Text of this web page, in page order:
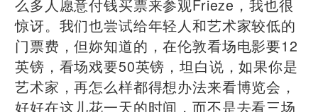
么多人愿意付钱买票来参观Frieze，我也很
惊讶。我们也尝试给年轻人和艺术家较低的
门票费，但妳知道的，在伦敦看场电影要12
英镑，看场戏要50英镑，坦白说，如果你是
艺术家，再怎么样都得想办法来看博览会，
好好在这儿花一天的时间，而不是去看三场